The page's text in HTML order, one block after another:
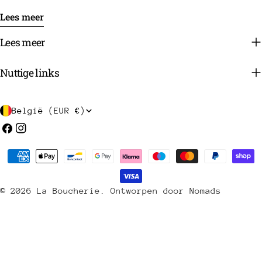
Lees meer
Lees meer
Nuttige links
L
a
n
/
België (EUR €)
Facebook
Instagram
© 2026 La Boucherie .Ontworpen door Nomads
Betaalmethoden